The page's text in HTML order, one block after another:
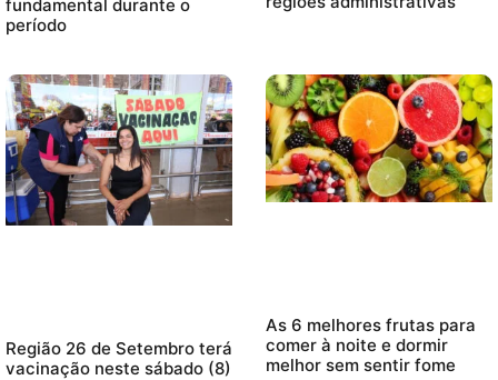
fundamental durante o
período
Região 26 de Setembro terá
vacinação neste sábado (8)
As 6 melhores frutas para
comer à noite e dormir
melhor sem sentir fome